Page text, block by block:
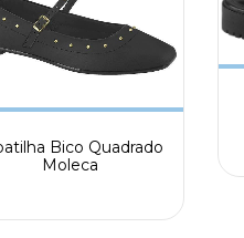
Bico Quadrado
Moleca